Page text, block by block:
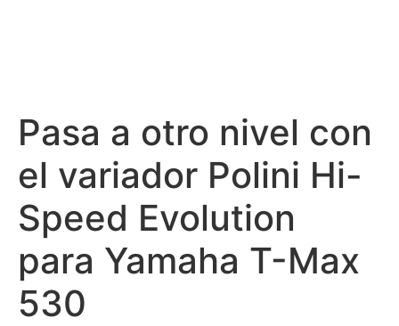
Pasa a otro nivel con
el variador Polini Hi-
Speed Evolution
para Yamaha T-Max
530